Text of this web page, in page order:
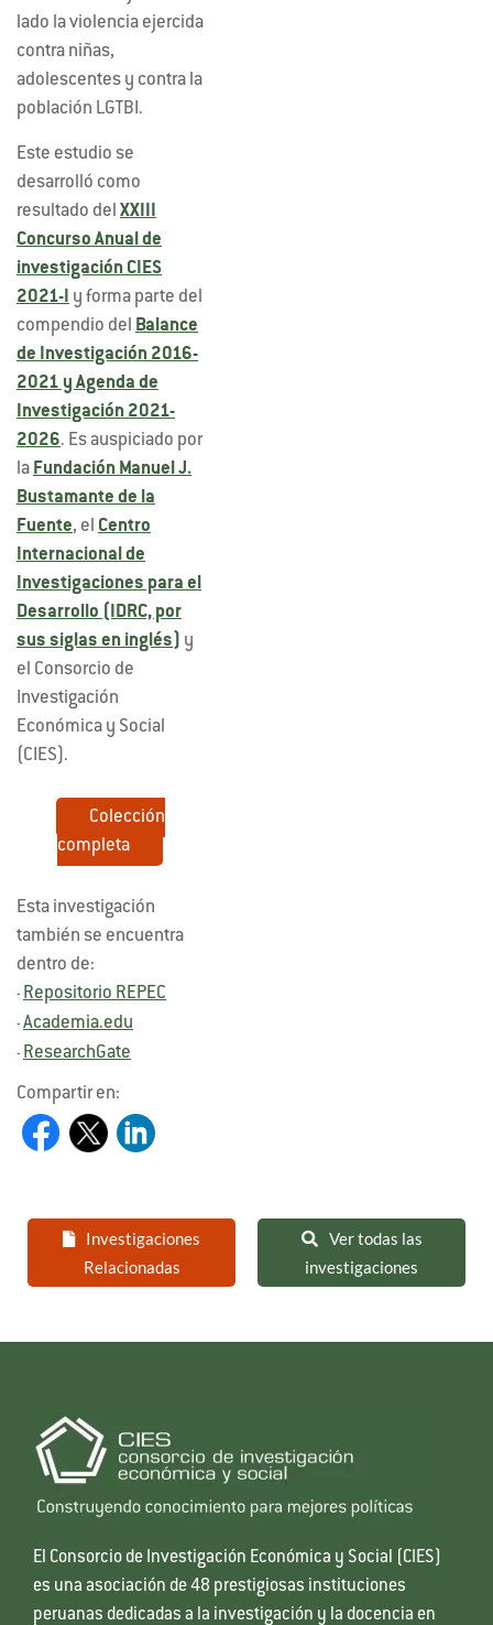
lado la violencia ejercida
contra niñas,
adolescentes y contra la
población LGTBI.
Este estudio se
desarrolló como
resultado del XXIII
Concurso Anual de
investigación CIES
2021-I y forma parte del
compendio del
Balance
de Investigación 2016-
2021 y Agenda de
Investigación 2021-
2026. Es auspiciado por
la Fundación Manuel J.
Bustamante de la
Fuente, el Centro
Internacional de
Investigaciones para el
Desarrollo (IDRC, por
sus siglas en inglés)
y
el Consorcio de
Investigación
Económica y Social
(CIES).
Colección
completa
Esta investigación
también se encuentra
dentro de:
- Repositorio REPEC
- Academia.edu
- ResearchGate
Compartir en:
Investigaciones
Relacionadas
Ver todas las
investigaciones
El Consorcio de Investigación Económica y Social (CIES)
es una asociación de 48 prestigiosas instituciones
peruanas dedicadas a la investigación y la docencia en